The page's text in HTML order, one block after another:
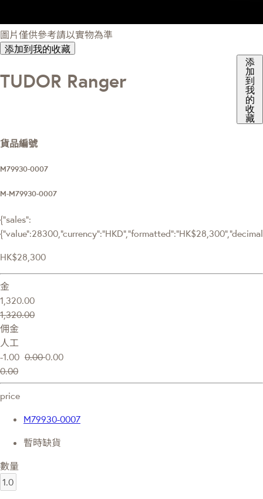
圖片僅供參考請以實物為準
添加到我的收藏
TUDOR Ranger
添
加
到
我
的
收
藏
貨品編號
M79930-0007
M-M79930-0007
{"sales":
HK$28,300
金
1,320.00
1,320.00
佣金
人工
-1.00 0.000.00
0.00
price
M79930-0007
暫時缺貨
數量